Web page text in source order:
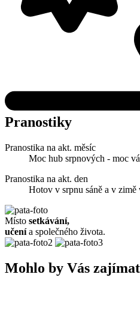
Pranostiky
Pranostika na akt. měsíc
Moc hub srpnových - moc
Pranostika na akt. den
Hotov v srpnu sáně a v zimě
Místo setkávání,
učenía společného života.
Mohlo by Vás zajímat